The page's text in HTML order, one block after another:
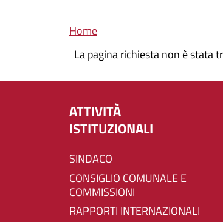
Briciole di pane
Home
La pagina richiesta non è stata
ATTIVITÀ
ISTITUZIONALI
SINDACO
CONSIGLIO COMUNALE E
COMMISSIONI
RAPPORTI INTERNAZIONALI